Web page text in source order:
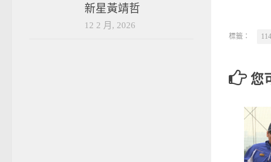
標籤：
您
新星黃靖哲
12 2 月, 2026